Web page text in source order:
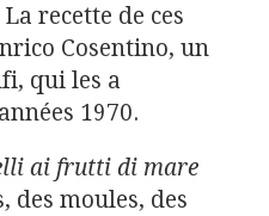
recette de ces
Cosentino, un
qui les a
1970.
ai frutti di mare
des moules, des